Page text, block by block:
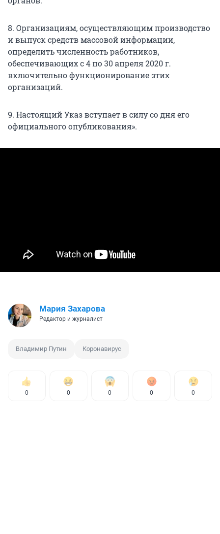
8. Организациям, осуществляющим производство
и выпуск средств массовой информации,
определить численность работников,
обеспечивающих с 4 по 30 апреля 2020 г.
включительно функционирование этих
организаций.
9. Настоящий Указ вступает в силу со дня его
официального опубликования».
Мария Захарова
Редактор и журналист
Владимир Путин Коронавирус
0 0 0 0 0